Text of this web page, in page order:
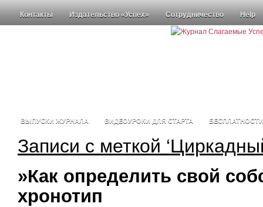
Контакты Издательство «Успех» Сотрудничество Help
ВЫПУСКИ ЖУРНАЛА ВИДЕОУРОКИ ДЛЯ СТАРТА БЕСПЛАТНОСТИ
Записи с меткой
»Как определить свой
хронотип